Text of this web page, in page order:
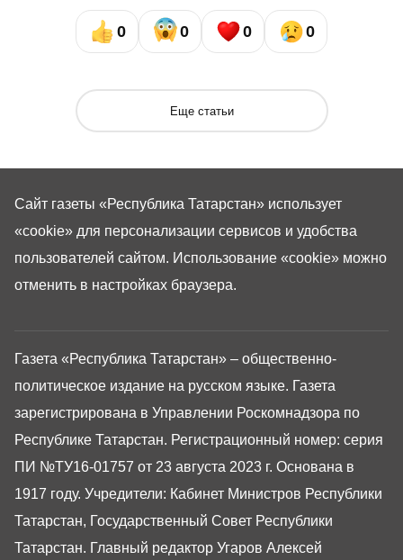
0 0 0 0
Еще статьи
Газета «Республика Татарстан» – общественно-
политическое издание на русском языке. Газета
зарегистрирована в Управлении Роскомнадзора по
Республике Татарстан. Регистрационный номер: серия
ПИ №ТУ16-01757 от 23 августа 2023 г. Основана в
1917 году. Учредители: Кабинет Министров Республики
Татарстан, Государственный Совет Республики
Татарстан. Главный редактор Угаров Алексей
Сайт газеты «Республика Татарстан» использует
«cookie» для персонализации сервисов и удобства
пользователей сайтом. Использование «cookie» можно
отменить в настройках браузера.